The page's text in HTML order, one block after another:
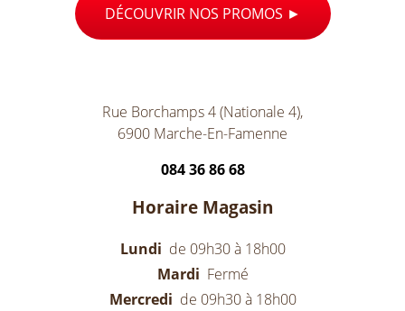
DÉCOUVRIR NOS PROMOS
Rue Borchamps 4 (Nationale 4),
6900 Marche-En-Famenne
084 36 86 68
Horaire Magasin
Lundi de 09h30 à 18h00
Mardi Fermé
Mercredi de 09h30 à 18h00